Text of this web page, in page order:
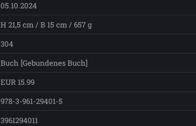
05.10.2024
H 21,5 cm / B 15 cm / 657 g
304
Buch [Gebundenes Buch]
EUR 15.99
978-3-961-29401-5
3961294011